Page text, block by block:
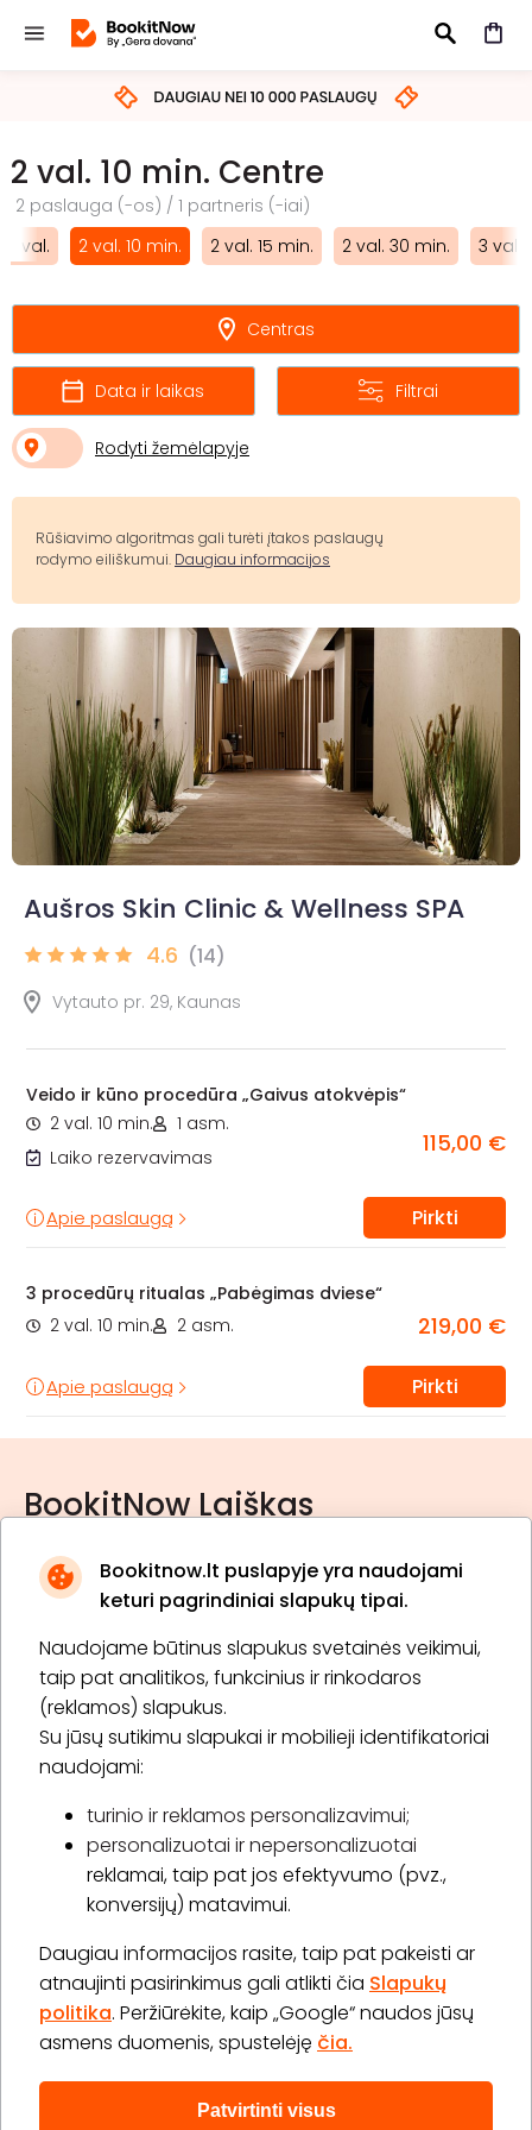
Bookitnow.lt puslapyje yra naudojami
keturi pagrindiniai slapukų tipai.
Naudojame būtinus slapukus svetainės veikimui,
taip pat analitikos, funkcinius ir rinkodaros
(reklamos) slapukus.
Su jūsų sutikimu slapukai ir mobilieji identifikatoriai
naudojami:
turinio ir reklamos personalizavimui;
personalizuotai ir nepersonalizuotai
reklamai, taip pat jos efektyvumo (pvz.,
konversijų) matavimui.
Daugiau informacijos rasite, taip pat pakeisti ar
atnaujinti pasirinkimus gali atlikti čia Slapukų
politika. Peržiūrėkite, kaip „Google“ naudos jūsų
asmens duomenis, spustelėję čia.
Patvirtinti visus
IEŠKOTI
2 val. 10 min. Centre
2 paslauga (-os) / 1 partneris (-iai)
2 val.
2 val. 10 min. 2 val. 15 min. 2 val. 30 min. 3 val.
Centras
Data ir laikas Filtrai
Rodyti žemėlapyje
Rūšiavimo algoritmas gali turėti įtakos paslaugų
rodymo eiliškumui. Daugiau informacijos
Aušros Skin Clinic & Wellness SPA
4.6 (14)
Vytauto pr. 29, Kaunas
Veido ir kūno procedūra „Gaivus atokvėpis“
2 val. 10 min.
1 asm.
Laiko rezervavimas
115,00 €
Apie paslaugą Pirkti
3 procedūrų ritualas „Pabėgimas dviese“
2 val. 10 min.
2 asm. 219,00 €
Apie paslaugą Pirkti
BookitNow Laiškas
* Susipažinau su privatumo politika
Prenumeruoti
Apie „BookitNow“
Informacija
„GERA DOVANA“ GRUPĖ